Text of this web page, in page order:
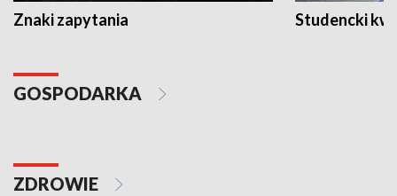
Znaki zapytania Studencki
GOSPODARKA
ZDROWIE